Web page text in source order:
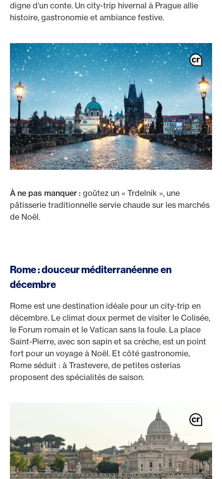
digne d’un conte. Un city-trip hivernal à Prague allie
histoire, gastronomie et ambiance festive.
À ne pas manquer : goûtez un « Trdelník », une
pâtisserie traditionnelle servie chaude sur les marchés
de Noël.
Rome : douceur méditerranéenne en
décembre
Rome est une destination idéale pour un city-trip en
décembre. Le climat doux permet de visiter le Colisée,
le Forum romain et le Vatican sans la foule. La place
Saint-Pierre, avec son sapin et sa crèche, est un point
fort pour un voyage à Noël. Et côté gastronomie,
Rome séduit : à Trastevere, de petites osterias
proposent des spécialités de saison.